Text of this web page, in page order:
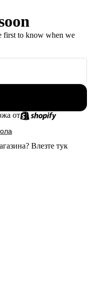
first to know when we
от
Влезте тук